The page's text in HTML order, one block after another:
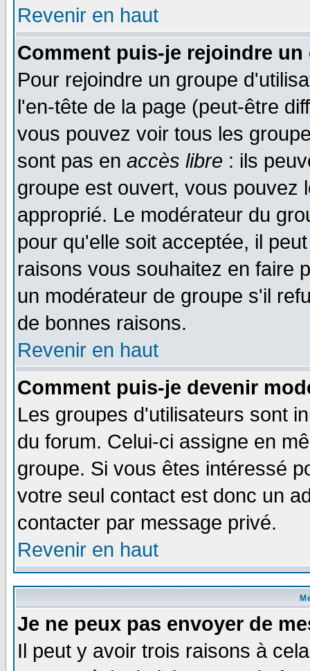
Revenir en haut
Comment puis-je rejoindre
Pour rejoindre un groupe
l'en-tête de la page (peut-être
vous pouvez voir tous les
sont pas en accès libre : ils
groupe est ouvert, vous pouvez
approprié. Le modérateur du
pour qu'elle soit acceptée, il
raisons vous souhaitez en faire
un modérateur de groupe s'il
de bonnes raisons.
Revenir en haut
Comment puis-je devenir
Les groupes d'utilisateurs sont
du forum. Celui-ci assigne en
groupe. Si vous êtes intéressé
votre seul contact est donc un
contacter par message privé.
Revenir en haut
Je ne peux pas envoyer de
Il peut y avoir trois raisons à